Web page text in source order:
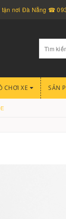
tận nơi Đà Nẵng ☎
CHƠI XE SẢN